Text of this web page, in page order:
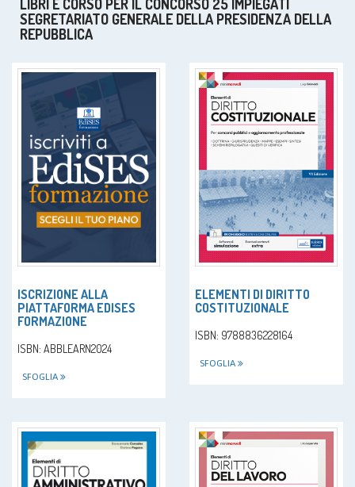
LIBRI E CORSO PER IL CONCORSO 25 IMPIEGATI
SEGRETARIATO GENERALE DELLA PRESIDENZA DELLA
REPUBBLICA
ISCRIZIONE ALLA
PIATTAFORMA EDISES
FORMAZIONE
ISBN: ABBLEARN2024
SFOGLIA
ELEMENTI DI DIRITTO
COSTITUZIONALE
ISBN: 9788836228164
SFOGLIA